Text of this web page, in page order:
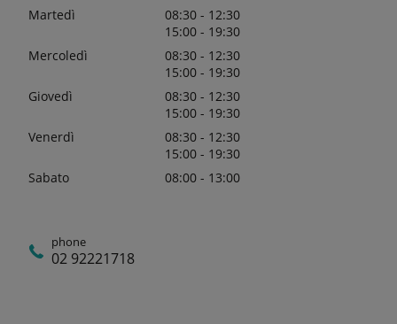
Martedì
08:30 - 12:30
15:00 - 19:30
Mercoledì
08:30 - 12:30
15:00 - 19:30
Giovedì
08:30 - 12:30
15:00 - 19:30
Venerdì
08:30 - 12:30
15:00 - 19:30
Sabato
08:00 - 13:00
phone
02 92221718